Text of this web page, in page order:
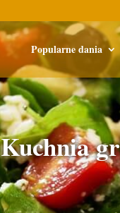
Popularne dania
Kuchnia